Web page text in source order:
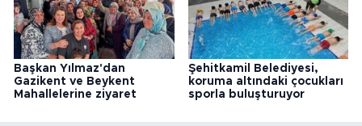
Başkan Yılmaz'dan
Gazikent ve Beykent
Mahallelerine ziyaret
Şehitkamil Belediyesi,
koruma altındaki çocukları
sporla buluşturuyor